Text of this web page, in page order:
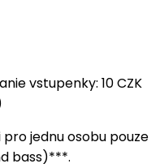
vstupenky: 10 CZK
jednu osobu pouze
bass)***.